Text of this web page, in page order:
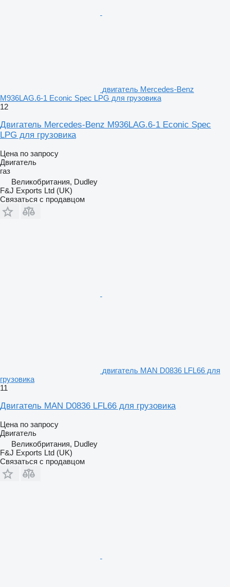
двигатель Mercedes-Benz
M936LAG.6-1 Econic Spec LPG для грузовика
12
Двигатель Mercedes-Benz M936LAG.6-1 Econic Spec
LPG для грузовика
Цена по запросу
Двигатель
газ
Великобритания, Dudley
F&J Exports Ltd (UK)
Связаться с продавцом
двигатель MAN D0836 LFL66 для
грузовика
11
Двигатель MAN D0836 LFL66 для грузовика
Цена по запросу
Двигатель
Великобритания, Dudley
F&J Exports Ltd (UK)
Связаться с продавцом